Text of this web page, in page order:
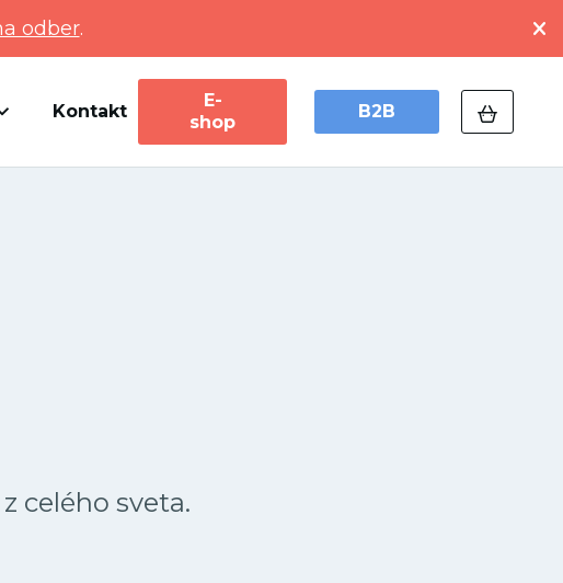
odber.
Kontakt
E-
shop
B2B
celého sveta.